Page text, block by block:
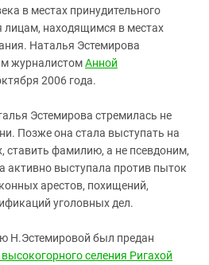
в местах принудительного
лицам, находящимся в местах
Наталья Эстемирова
журналистомАнной
2006 года.
Эстемирова стремилась не
Позже она стала выступать на
ставить фамилию, а не псевдоним,
активно выступала против пыток
арестов, похищений,
уголовных дел.
Н.Эстемировой был предан
селения Ригахой